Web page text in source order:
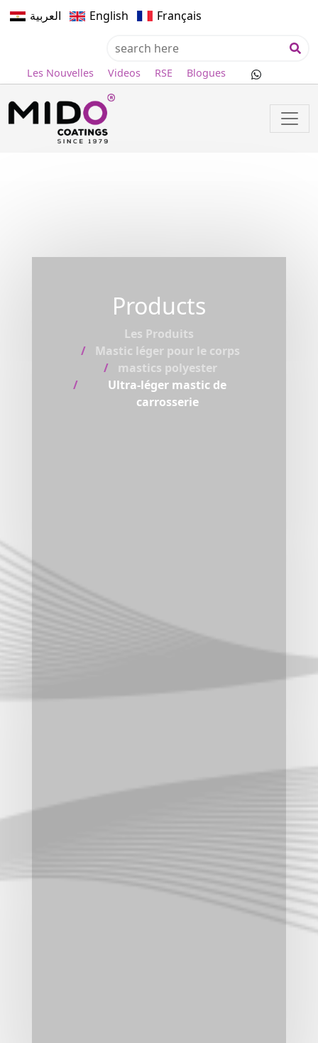
العربية English Français
Les Nouvelles Videos RSE Blogues
Products
Les Produits
Mastic léger pour le corps
mastics polyester
Ultra-léger mastic de
carrosserie